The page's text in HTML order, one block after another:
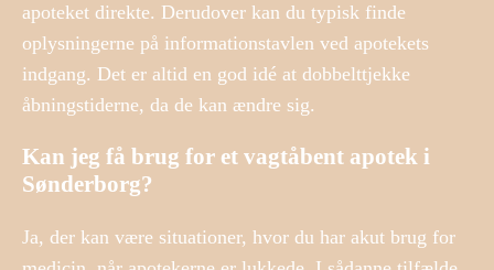
apoteket direkte. Derudover kan du typisk finde
oplysningerne på informationstavlen ved apotekets
indgang. Det er altid en god idé at dobbelttjekke
åbningstiderne, da de kan ændre sig.
Kan jeg få brug for et vagtåbent apotek i
Sønderborg?
Ja, der kan være situationer, hvor du har akut brug for